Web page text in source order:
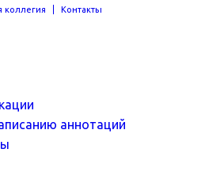
коллегия Контакты
аннотаций